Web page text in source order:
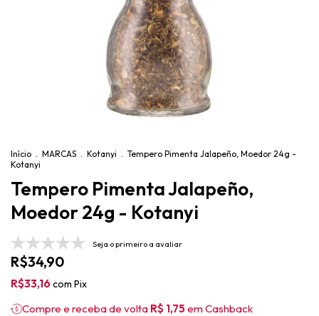
Início . MARCAS . Kotanyi . Tempero Pimenta Jalapeño, Moedor 24g -
Kotanyi
Tempero Pimenta Jalapeño,
Moedor 24g - Kotanyi
Seja o primeiro a avaliar
R$34,90
R$33,16 com Pix
Compre e receba de volta R$ 1,75 em Cashback